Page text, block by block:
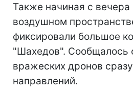
Также начиная с вечера
воздушном
фиксировали большое
"Шахедов". Сообщалось
вражеских дронов
направлений.